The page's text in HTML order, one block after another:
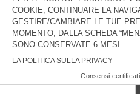
PANTALONI DONNA YROWAY
€ 130